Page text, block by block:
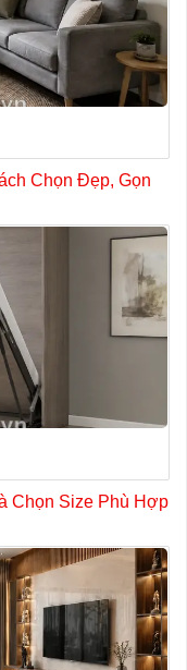
Chọn Đẹp, Gọn
Chọn Size Phù Hợp